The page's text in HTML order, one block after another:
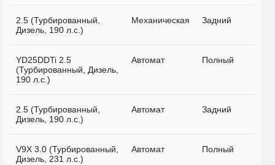
2.5 (Турбированный,
Дизель, 190 л.с.)
Механическая Задний
YD25DDTi 2.5
(Турбированный, Дизель,
190 л.с.)
Автомат Полный
2.5 (Турбированный,
Дизель, 190 л.с.)
Автомат Задний
V9X 3.0 (Турбированный,
Дизель, 231 л.с.)
Автомат Полный